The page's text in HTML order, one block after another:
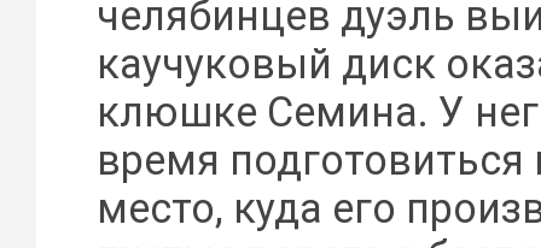
челябинцев дуэль
каучуковый диск
клюшке Семина. У
время подготовиться
место, куда его